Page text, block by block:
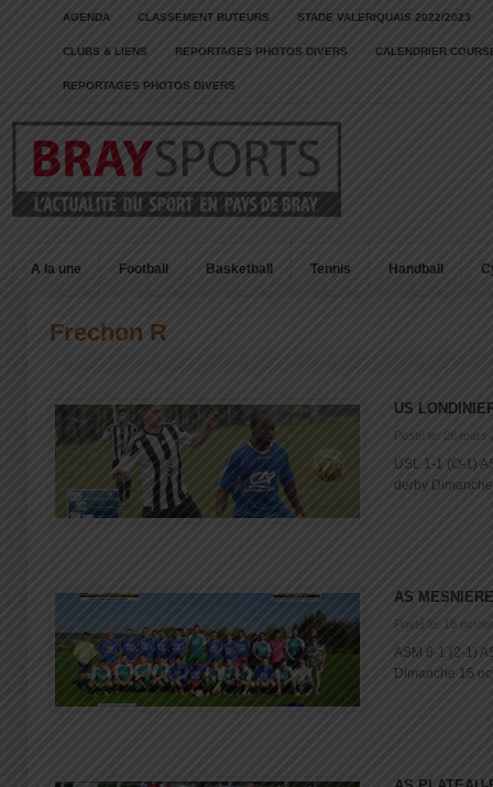
AGENDA CLASSEMENT BUTEURS STADE VALERIQUAIS 2022/2023
CLUBS & LIENS REPORTAGES PHOTOS DIVERS CALENDRIER
REPORTAGES PHOTOS DIVERS
A la une Football Basketball Tennis Handball
Frechon R
US
Posté le: 26 mars
USL 1-1 (O-1)
derby
AS
Posté le: 16
ASM 6-1 (2-1)
Dimanche 15